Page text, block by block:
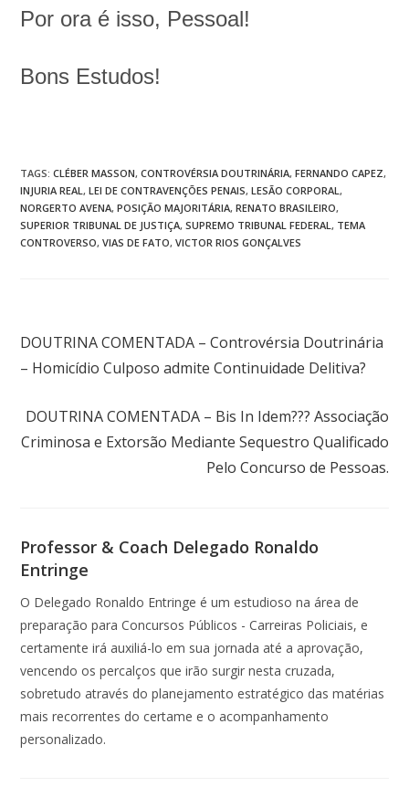
Por ora é isso, Pessoal!
Bons Estudos!
TAGS:CLÉBER MASSON, CONTROVÉRSIA DOUTRINÁRIA, FERNANDO CAPEZ,
INJURIA REAL , LEI DE CONTRAVENÇÕES PENAIS, LESÃO CORPORAL ,
NORGERTO AVENA, POSIÇÃO MAJORITÁRIA, RENATO BRASILEIRO,
SUPERIOR TRIBUNAL DE JUSTIÇA, SUPREMO TRIBUNAL FEDERAL , TEMA
CONTROVERSO, VIAS DE FATO, VICTOR RIOS GONÇALVES
DOUTRINA COMENTADA – Controvérsia Doutrinária
– Homicídio Culposo admite Continuidade Delitiva?
DOUTRINA COMENTADA – Bis In Idem??? Associação
Criminosa e Extorsão Mediante Sequestro Qualificado
Pelo Concurso de Pessoas.
Professor & Coach Delegado Ronaldo
Entringe
O Delegado Ronaldo Entringe é um estudioso na área de
preparação para Concursos Públicos - Carreiras Policiais, e
certamente irá auxiliá-lo em sua jornada até a aprovação,
vencendo os percalços que irão surgir nesta cruzada,
sobretudo através do planejamento estratégico das matérias
mais recorrentes do certame e o acompanhamento
personalizado.